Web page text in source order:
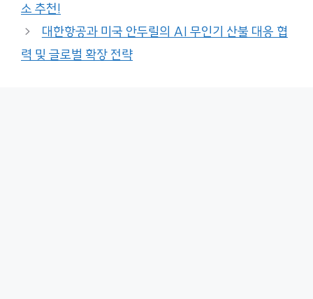
소 추천!
대한항공과 미국 안두릴의 AI 무인기 산불 대응 협
력 및 글로벌 확장 전략